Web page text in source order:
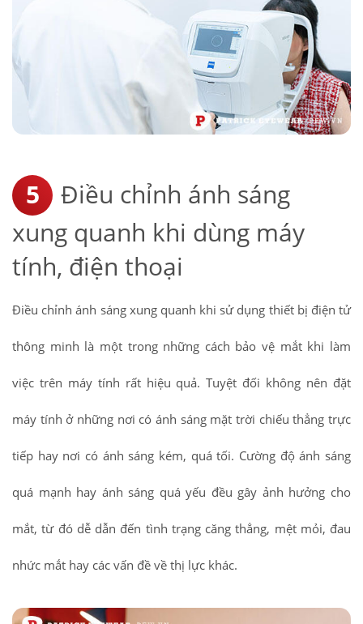
Điều chỉnh ánh sáng
xung quanh khi dùng máy
tính, điện thoại
Điều chỉnh ánh sáng xung quanh khi sử dụng thiết bị điện tử
thông minh là một trong những cách bảo vệ mắt khi làm
việc trên máy tính rất hiệu quả. Tuyệt đối không nên đặt
máy tính ở những nơi có ánh sáng mặt trời chiếu thẳng trực
tiếp hay nơi có ánh sáng kém, quá tối. Cường độ ánh sáng
quá mạnh hay ánh sáng quá yếu đều gây ảnh hưởng cho
mắt, từ đó dễ dẫn đến tình trạng căng thẳng, mệt mỏi, đau
nhức mắt hay các vấn đề về thị lực khác.